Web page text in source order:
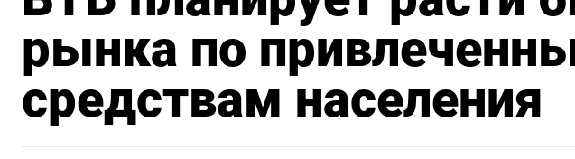
рынка по
средствам населения